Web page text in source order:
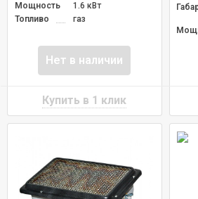
Мощность
1.6 кВт
Топливо
газ
Нет в наличии